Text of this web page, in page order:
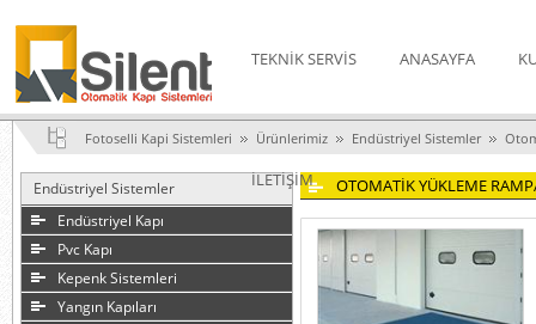
TEKNİK SERVİS ANASAYFA
İLETİŞİM
Fotoselli Kapi Sistemleri Ürünlerimiz Endüstriyel Sistemler
Endüstriyel Sistemler
Endüstriyel Kapı
Pvc Kapı
Kepenk Sistemleri
Yangın Kapıları
OTOMATİK YÜKLEME